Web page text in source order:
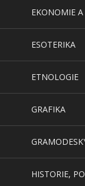
EKONOMIE A
ESOTERIKA
ETNOLOGIE
GRAFIKA
HISTORIE,